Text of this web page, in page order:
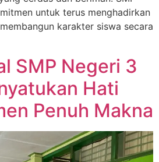
untuk terus menghadirkan
karakter siswa secara
SMP Negeri 3
Hati
Penuh Makna